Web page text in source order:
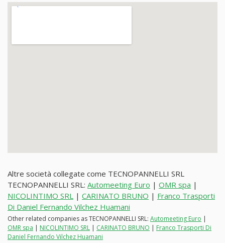
Altre società collegate come TECNOPANNELLI SRL
TECNOPANNELLI SRL: Automeeting Euro | OMR spa |
NICOLINTIMO SRL | CARINATO BRUNO | Franco Trasporti
Di Daniel Fernando Vilchez Huamani
Other related companies as TECNOPANNELLI SRL: Automeeting Euro |
OMR spa | NICOLINTIMO SRL | CARINATO BRUNO | Franco Trasporti Di
Daniel Fernando Vilchez Huamani